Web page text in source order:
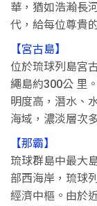
華，猶如浩瀚長
代，給每位尊貴
【宮古島】
位於琉球列島宮
繩島約300公 里
明度高，潛水、
海域，濃淡層次
【那霸】
琉球群島中最大
部西海岸，琉球
經濟中樞。由於